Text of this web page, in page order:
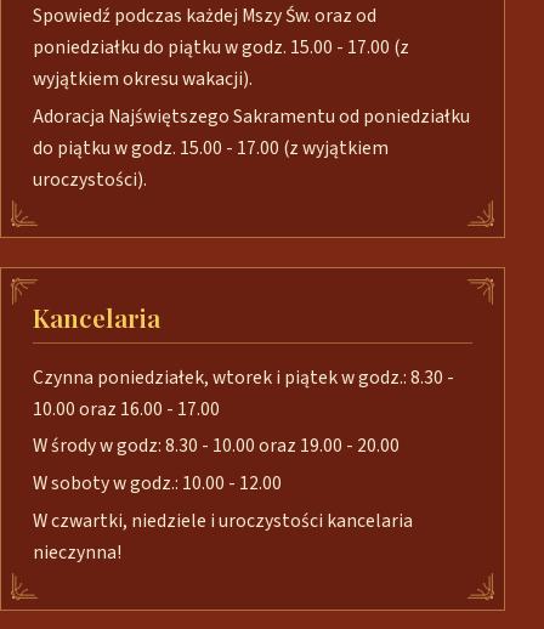
Spowiedź podczas każdej Mszy Św. oraz od
poniedziałku do piątku w godz. 15.00 - 17.00 (z
wyjątkiem okresu wakacji).
Adoracja Najświętszego Sakramentu od poniedziałku
do piątku w godz. 15.00 - 17.00 (z wyjątkiem
uroczystości).
Kancelaria
Czynna poniedziałek, wtorek i piątek w godz.: 8.30 -
10.00 oraz 16.00 - 17.00
W środy w godz: 8.30 - 10.00 oraz 19.00 - 20.00
W soboty w godz.: 10.00 - 12.00
W czwartki, niedziele i uroczystości kancelaria
nieczynna!